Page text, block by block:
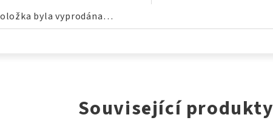
byla vyprodána…
Související produkty